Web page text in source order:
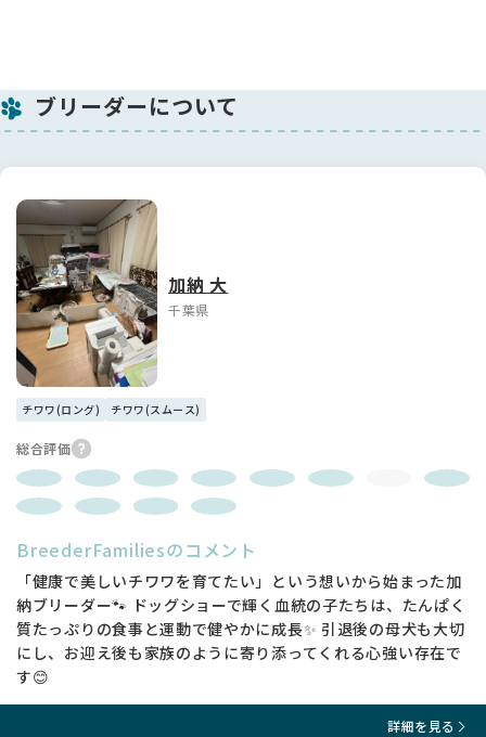
ブリーダーについて
加納 大
千葉県
チワワ(ロング) チワワ(スムース)
総合評価
BreederFamiliesのコメント
「健康で美しいチワワを育てたい」という想いから始まった加
納ブリーダー🐾 ドッグショーで輝く血統の子たちは、たんぱく
質たっぷりの食事と運動で健やかに成長✨ 引退後の母犬も大切
にし、お迎え後も家族のように寄り添ってくれる心強い存在で
す😊
詳細を見る